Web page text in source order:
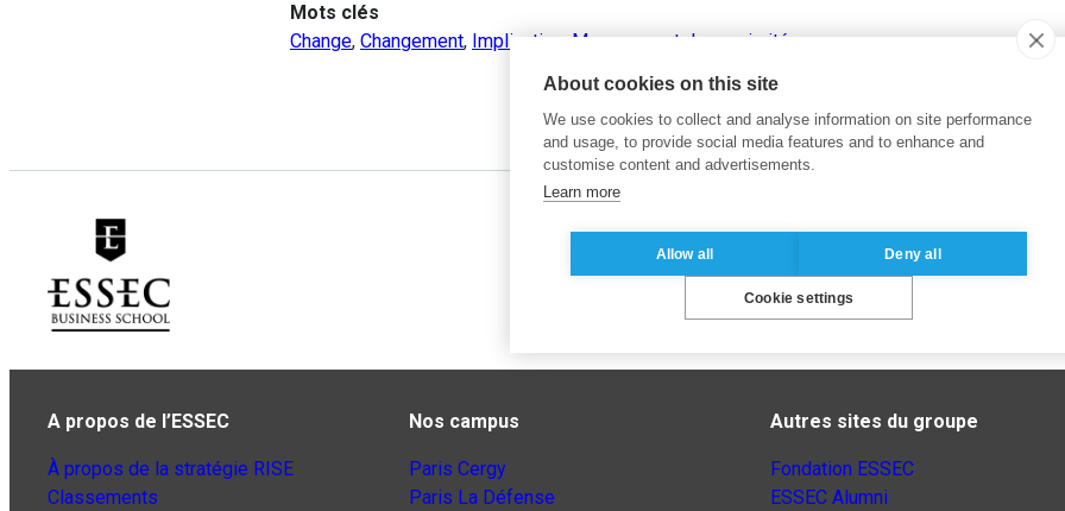
Mots clés
Change, Changement, Implication,Management de proximité
A propos de l’ESSEC
À propos de la stratégie RISE
Classements
Nos campus
Paris Cergy
Paris La Défense
Autres sites du groupe
Fondation ESSEC
ESSEC Alumni
About cookies on this site
We use cookies to collect and analyse information on site performance
and usage, to provide social media features and to enhance and
customise content and advertisements.
Learn more
Allow all Deny all
Cookie settings